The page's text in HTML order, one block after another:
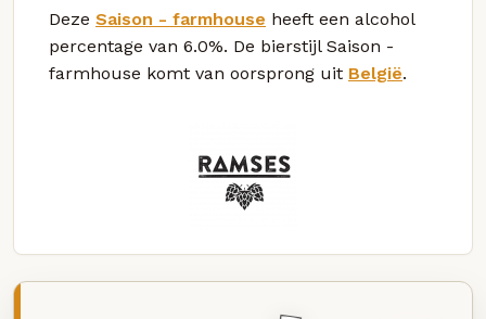
Deze Saison - farmhouse heeft een alcohol
percentage van 6.0%. De bierstijl Saison -
farmhouse komt van oorsprong uit België.